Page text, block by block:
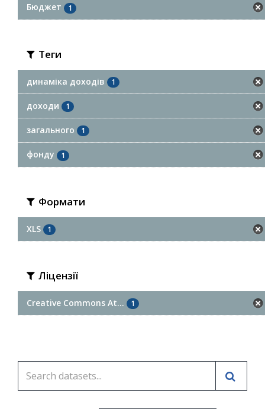
Бюджет 1
Теги
динаміка доходів 1
доходи 1
загального 1
фонду 1
Формати
XLS 1
Ліцензії
Creative Commons At... 1